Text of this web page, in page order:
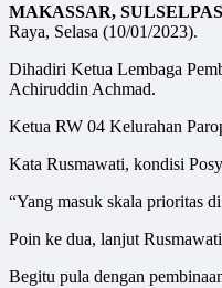
MAKASSAR,
Raya, Selasa (10/01/2023).
Dihadiri Ketua Lembaga
Achiruddin Achmad.
Ketua RW 04 Kelurahan
Kata Rusmawati, kondisi
“Yang masuk skala prioritas
Poin ke dua, lanjut
Begitu pula dengan